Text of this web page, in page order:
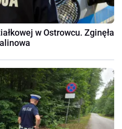
w Ostrowcu. Zginęła